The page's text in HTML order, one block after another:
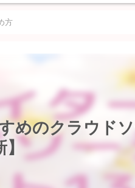
方
めのクラウド
】